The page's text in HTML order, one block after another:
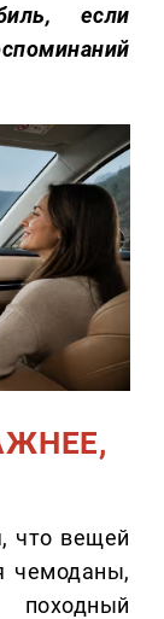
если
что вещей
чемоданы,
походный